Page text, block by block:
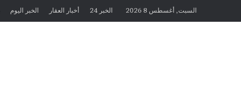
السبت, أغسطس 8 2026 الخبر 24 أخبار العقار الخبر اليوم